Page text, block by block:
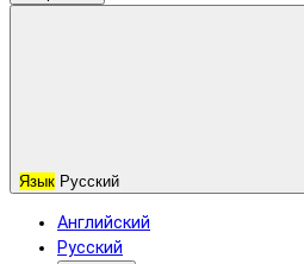
Язык Русский
Английский
Русский